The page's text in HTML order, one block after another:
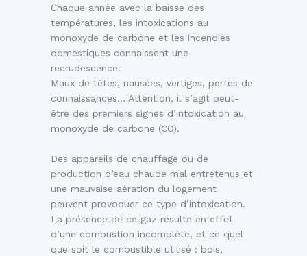
Chaque année avec la baisse des
températures, les intoxications au
monoxyde de carbone et les incendies
domestiques connaissent une
recrudescence.
Maux de têtes, nausées, vertiges, pertes de
connaissances… Attention, il s’agit peut-
être des premiers signes d’intoxication au
monoxyde de carbone (CO).
Des appareils de chauffage ou de
production d’eau chaude mal entretenus et
une mauvaise aération du logement
peuvent provoquer ce type d’intoxication.
La présence de ce gaz résulte en effet
d’une combustion incomplète, et ce quel
que soit le combustible utilisé : bois,